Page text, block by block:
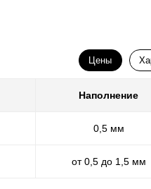
Цены
Наполнение
0,5 мм
от 0,5 до 1,5 мм